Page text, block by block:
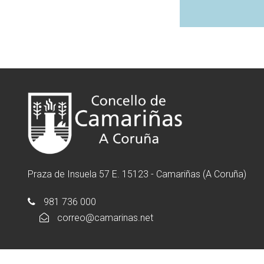
Praza de Insuela 57 E. 15123 - Camariñas (A Coruña)
981 736 000
correo@camarinas.net